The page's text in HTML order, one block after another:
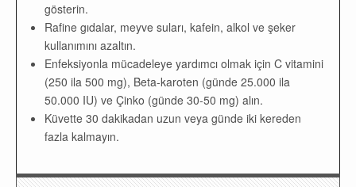
gösterin.
Rafine gıdalar, meyve suları, kafein, alkol ve şeker
kullanımını azaltın.
Enfeksiyonla mücadeleye yardımcı olmak için C vitamini
(250 ila 500 mg), Beta-karoten (günde 25.000 ila
50.000 IU) ve Çinko (günde 30-50 mg) alın.
Küvette 30 dakikadan uzun veya günde iki kereden
fazla kalmayın.